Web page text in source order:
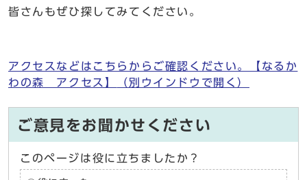
皆さんもぜひ探してみてください。
アクセスなどはこちらからご確認ください。【なるか
わの森 アクセス】
（別ウインドウで開く）
ご意見をお聞かせください
このページは役に立ちましたか？